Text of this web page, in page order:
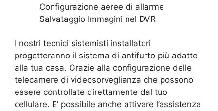
Configurazione aeree di allarme
Salvataggio Immagini nel DVR
I nostri tecnici sistemisti installatori
progetteranno il sistema di antifurto più adatto
alla tua casa. Grazie alla configurazione delle
telecamere di videosorveglianza che possono
essere controllate direttamente dal tuo
cellulare. E’ possibile anche attivare l’assistenza